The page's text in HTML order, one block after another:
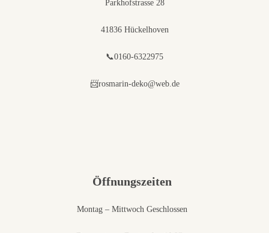
Parkhofstrasse 28
41836 Hückelhoven
📞0160-6322975
📨rosmarin-deko@web.de
Öffnungszeiten
Montag – Mittwoch Geschlossen